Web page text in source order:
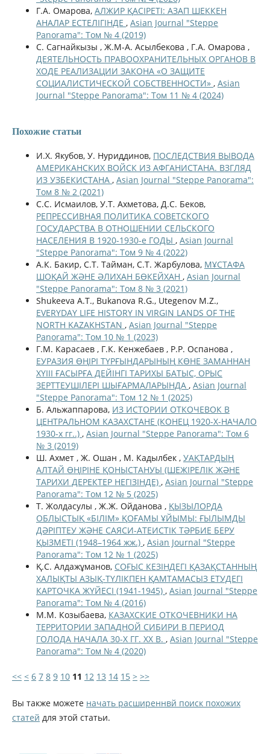
Г.А. Омарова, АЛЖИР ҚАСІРЕТІ: АЗАП ШЕККЕН
АНАЛАР ЕСТЕЛІГІНДЕ , Asian Journal "Steppe
Panorama": Том № 4 (2019)
С. Сагнайкызы , Ж.М-А. Асылбекова , Г.А. Омарова ,
ДЕЯТЕЛЬНОСТЬ ПРАВООХРАНИТЕЛЬНЫХ ОРГАНОВ В
ХОДЕ РЕАЛИЗАЦИИ ЗАКОНА «О ЗАЩИТЕ
СОЦИАЛИСТИЧЕСКОЙ СОБСТВЕННОСТИ» , Asian
Journal "Steppe Panorama": Том 11 № 4 (2024)
Похожие статьи
И.Х. Якубов, У. Нуриддинов, ПОСЛЕДСТВИЯ ВЫВОДА
АМЕРИКАНСКИХ ВОЙСК ИЗ АФГАНИСТАНА. ВЗГЛЯД
ИЗ УЗБЕКИСТАНА , Asian Journal "Steppe Panorama":
Том 8 № 2 (2021)
С.С. Исмаилов, У.Т. Ахметова, Д.С. Беков,
РЕПРЕССИВНАЯ ПОЛИТИКА СОВЕТСКОГО
ГОСУДАРСТВА В ОТНОШЕНИИ СЕЛЬСКОГО
НАСЕЛЕНИЯ В 1920-1930-е ГОДЫ , Asian Journal
"Steppe Panorama": Том 9 № 4 (2022)
А.К. Бакир, С.Т. Тайман, С.Т. Жарбулова, МҰСТАФА
ШОҚАЙ ЖӘНЕ ӘЛИХАН БӨКЕЙХАН , Asian Journal
"Steppe Panorama": Том 8 № 3 (2021)
Shukeeva A.T., Bukanova R.G., Utegenov M.Z.,
EVERYDAY LIFE HISTORY IN VIRGIN LANDS OF THE
NORTH KAZAKHSTAN , Asian Journal "Steppe
Panorama": Том 10 № 1 (2023)
Г.М. Карасаев , Г.К. Кенжебаев , Р.Р. Оспанова ,
ЕУРАЗИЯ ӨҢІРІ ТҮРҒЫНДАРЫНЫҢ КӨНЕ ЗАМАННАН
ХҮІІІ ҒАСЫРҒА ДЕЙІНГІ ТАРИХЫ БАТЫС, ОРЫС
ЗЕРТТЕУШІЛЕРІ ШЫҒАРМАЛАРЫНДА , Asian Journal
"Steppe Panorama": Том 12 № 1 (2025)
Б. Альжаппарова, ИЗ ИСТОРИИ ОТКОЧЕВОК В
ЦЕНТРАЛЬНОМ КАЗАХСТАНЕ (КОНЕЦ 1920-Х-НАЧАЛО
1930-х гг..) , Asian Journal "Steppe Panorama": Том 6
№ 3 (2019)
Ш. Ахмет , Ж. Ошан , М. Кадылбек , УАҚТАРДЫҢ
АЛТАЙ ӨҢІРІНЕ ҚОНЫСТАНУЫ (ШЕЖІРЕЛІК ЖӘНЕ
ТАРИХИ ДЕРЕКТЕР НЕГІЗІНДЕ) , Asian Journal "Steppe
Panorama": Том 12 № 5 (2025)
Т. Жолдасулы , Ж.Ж. Ойданова , ҚЫЗЫЛОРДА
ОБЛЫСТЫҚ «БІЛІМ» ҚОҒАМЫ ҰЙЫМЫ: ҒЫЛЫМДЫ
ДӘРІПТЕУ ЖӘНЕ САЯСИ-АТЕИСТІК ТӘРБИЕ БЕРУ
ҚЫЗМЕТІ (1948–1964 жж.) , Asian Journal "Steppe
Panorama": Том 12 № 1 (2025)
Қ.С. Алдажұманов, СОҒЫС КЕЗІНДЕГІ ҚАЗАҚСТАННЫҢ
ХАЛЫҚТЫ АЗЫҚ-ТҮЛІКПЕН ҚАМТАМАСЫЗ ЕТУДЕГІ
КАРТОЧКА ЖҮЙЕСІ (1941-1945) , Asian Journal "Steppe
Panorama": Том № 4 (2016)
М.М. Козыбаева, КАЗАХСКИЕ ОТКОЧЕВНИКИ НА
ТЕРРИТОРИИ ЗАПАДНОЙ СИБИРИ В ПЕРИОД
ГОЛОДА НАЧАЛА 30-Х ГГ. XX В. , Asian Journal "Steppe
Panorama": Том № 4 (2020)
<< < 6 7 8 9 10 11 12 13 14 15 > >>
Вы также можете начать расширеннвй поиск похожих
статей для этой статьи.